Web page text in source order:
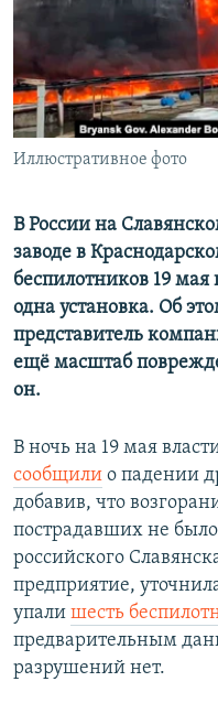
ПРОПАВШИЕ БЕЗ ВЕСТИ
ПОБЕДИТЕЛЕЙ НЕ СУДЯТ?
КРЫМ.НЕПОКОРЕННЫЙ
ELIFBE
УКРАИНСКАЯ ПРОБЛЕМА
ПРИСОЕДИНЯЙТЕСЬ!
Иллюстративное фото
В России на
заводе в
беспилотников 19
одна установка. Об
представитель
ещё масштаб
он.
В ночь на 19 мая
сообщили о падении
добавив, что
пострадавших не
российского
предприятие,
упали шесть
предварительным
разрушений нет.